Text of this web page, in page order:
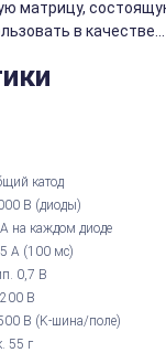
матрицу,
в качестве...
катод
В (диоды)
на каждом диоде
А (100 мс)
0,7 В
В
В (K-шина/поле)
55 г